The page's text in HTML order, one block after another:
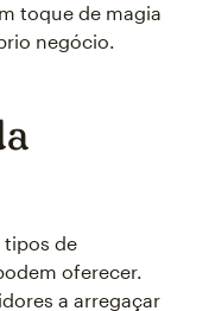
toque de magia
negócio.
tipos de
oferecer.
a arregaçar